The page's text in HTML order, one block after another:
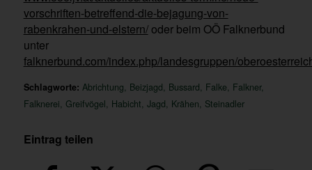
vorschriften-betreffend-die-bejagung-von-
rabenkrahen-und-elstern/oder beim OÖ Falknerbund
unter
falknerbund.com/index.php/landesgruppen/
Schlagworte: Abrichtung, Beizjagd, Bussard, Falke, Falkner,
Falknerei, Greifvögel, Habicht, Jagd, Krähen, Steinadler
Eintrag teilen